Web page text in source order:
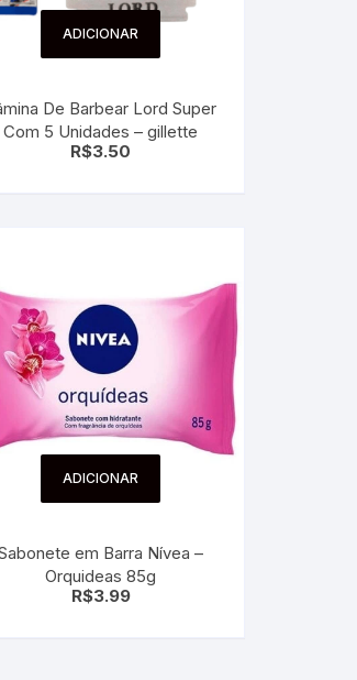
ADICIONAR
De Barbear Lord Super
Com 5 Unidades – gillette
R$3.50
ADICIONAR
em Barra Nívea –
Orquideas 85g
R$3.99